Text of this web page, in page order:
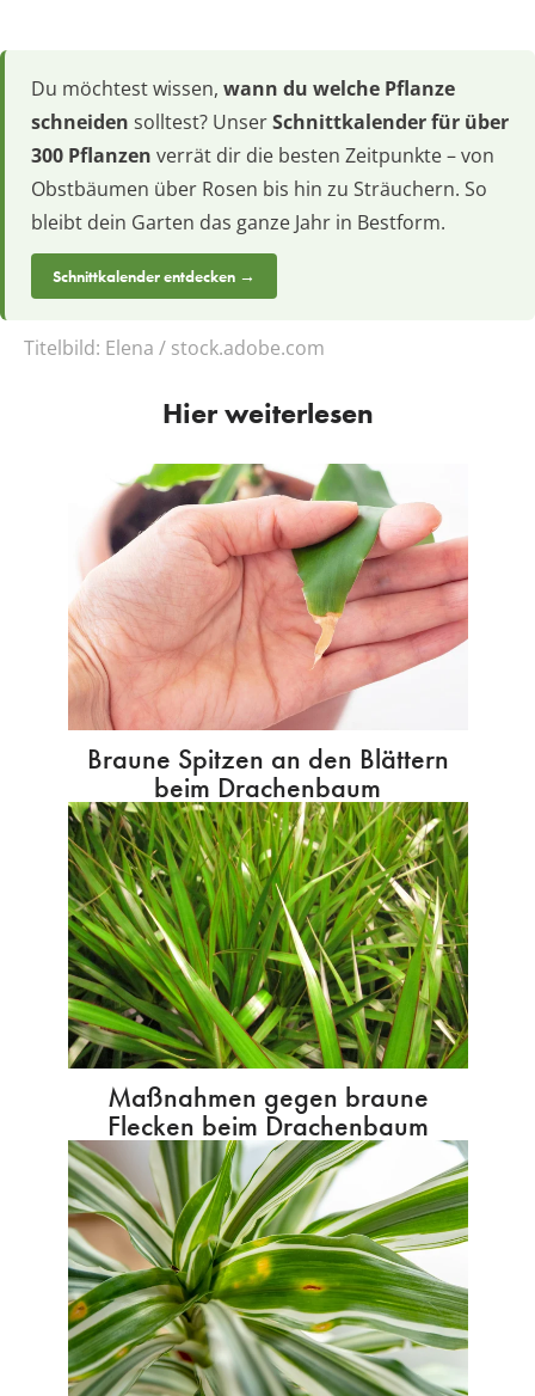
Du möchtest wissen, wann du welche Pflanze
schneiden solltest? UnserSchnittkalender für über
300 Pflanzen verrät dir die besten Zeitpunkte – von
Obstbäumen über Rosen bis hin zu Sträuchern. So
bleibt dein Garten das ganze Jahr in Bestform.
Schnittkalender entdecken →
Titelbild: Elena / stock.adobe.com
Hier weiterlesen
Braune Spitzen an den Blättern
beim Drachenbaum
Maßnahmen gegen braune
Flecken beim Drachenbaum